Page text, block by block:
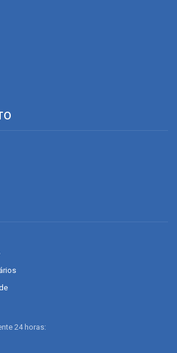
24 horas: